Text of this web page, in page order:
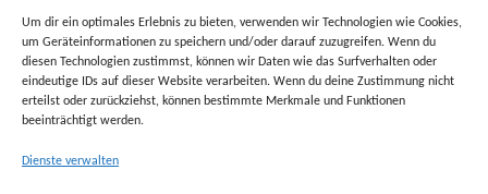
Um dir ein optimales Erlebnis zu bieten, verwenden wir Technologien wie Cookies,
um Geräteinformationen zu speichern und/oder darauf zuzugreifen. Wenn du
diesen Technologien zustimmst, können wir Daten wie das Surfverhalten oder
eindeutige IDs auf dieser Website verarbeiten. Wenn du deine Zustimmung nicht
erteilst oder zurückziehst, können bestimmte Merkmale und Funktionen
beeinträchtigt werden.
Dienste verwalten
natur@naturergo.at